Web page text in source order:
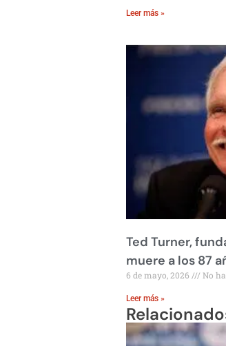
Leer más »
Ted Turner,
muere a los 87
6 de mayo, 2026 No
Leer más »